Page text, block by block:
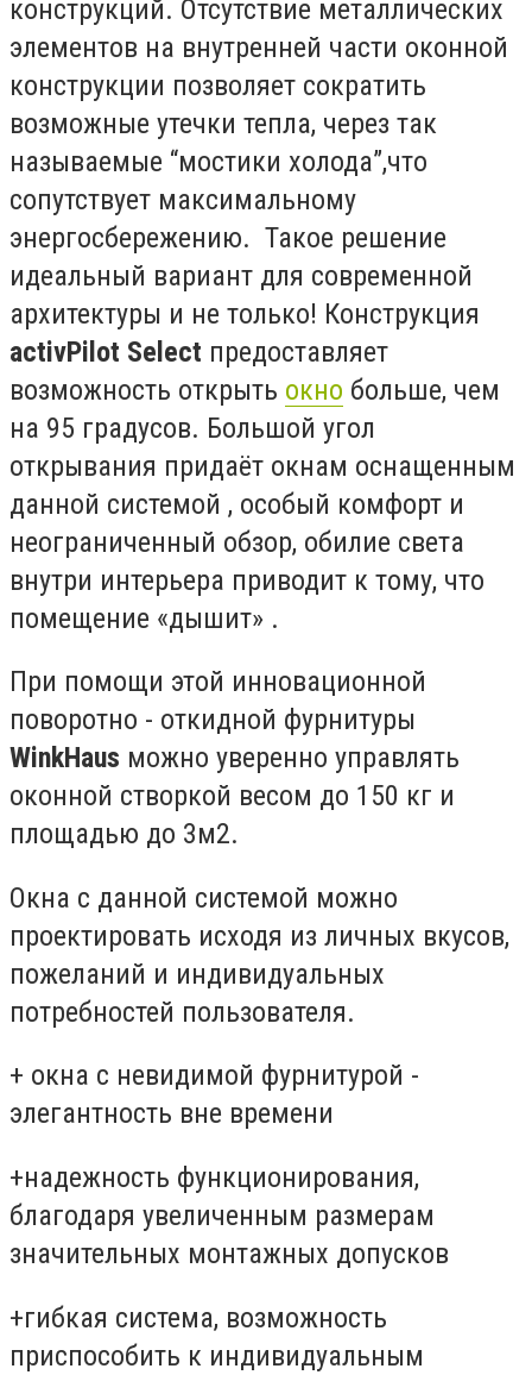
конструкций. Отсутствие металлических
элементов на внутренней части оконной
конструкции позволяет сократить
возможные утечки тепла, через так
называемые “мостики холода”,что
сопутствует максимальному
энергосбережению. Такое решение
идеальный вариант для современной
архитектуры и не только! Конструкция
activPilot Select предоставляет
возможность открыть окно больше, чем
на 95 градусов. Большой угол
открывания придаёт окнам оснащенным
данной системой , особый комфорт и
неограниченный обзор, обилие света
внутри интерьера приводит к тому, что
помещение «дышит» .
При помощи этой инновационной
поворотно - откидной фурнитуры
WinkHaus можно уверенно управлять
оконной створкой весом до 150 кг и
площадью до 3м2.
Окна с данной системой можно
проектировать исходя из личных вкусов,
пожеланий и индивидуальных
потребностей пользователя.
+ окна с невидимой фурнитурой -
элегантность вне времени
+надежность функционирования,
благодаря увеличенным размерам
значительных монтажных допусков
+гибкая система, возможность
приспособить к индивидуальным